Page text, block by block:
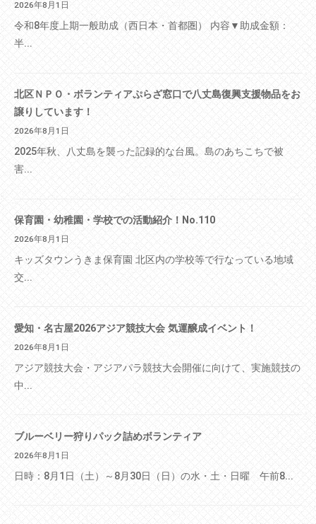
2026年8月1日
令和8年度上期一般助成（西日本・首都圏） 内容▼助成金額：
半...
北区ＮＰＯ・ボランティアぷらざ窓口で八丈島復興支援物品をお
譲りしています！
2026年8月1日
2025年秋、八丈島を襲った記録的な台風。島のあちこちで被
害...
保育園・幼稚園・学校での活動紹介！No.110
2026年8月1日
キッズタウンうきま保育園 北区内の学校等で行なっている地域
交...
愛知・名古屋2026アジア競技大会 気運醸成イベント！
2026年8月1日
アジア競技大会・アジアパラ競技大会開催に向けて、実施競技の
中...
ブルーベリー狩りパック詰めボランティア
2026年8月1日
日時：8月1日（土）～8月30日（日）の水・土・日曜 午前8...